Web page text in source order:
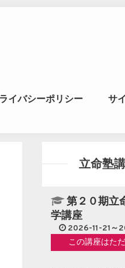
｜風水
イバシーポリシー サ
立命塾
第２０期立
学講座
2026-11-21～
この講座はた